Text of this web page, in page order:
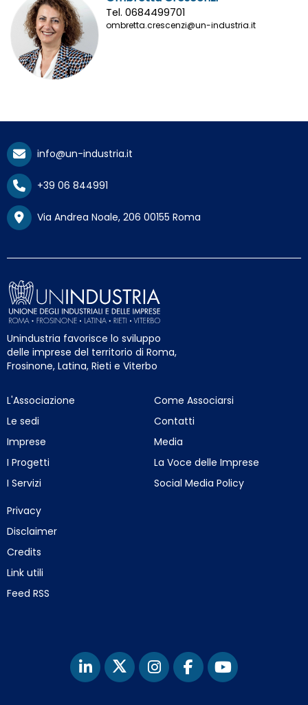
Tel. 0684499701
ombretta.crescenzi@un-industria.it
info@un-industria.it
+39 06 844991
Via Andrea Noale, 206 00155 Roma
Unindustria favorisce lo sviluppo
delle imprese del territorio di Roma,
Frosinone, Latina, Rieti e Viterbo
L'Associazione
Le sedi
Imprese
I Progetti
I Servizi
Come Associarsi
Contatti
Media
La Voce delle Imprese
Social Media Policy
Privacy
Disclaimer
Credits
Link utili
Feed RSS